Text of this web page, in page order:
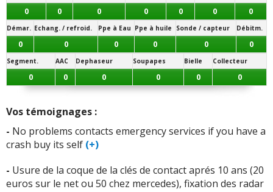
Centralisation des portes et l'electronique
(+)
-Suspension airmatic et epc(+)
-Ne méritent pas d’être mentionnés;(+)
La voiture a 26 ans, tout fonctionne parfaitement bien.
(+)
- Suspension Airmatic et comme tous electronique(+)
0 0 0 0 0 0 0
Démar. Echang. / refroid. Ppe à Eau Ppe à huile Sonde / capteur Débitm.
0 0 0 0 0 0
Segment. AAC Dephaseur Soupapes Bielle Collecteur
0 0 0 0 0 0
Vos témoignages :
- No problems contacts emergency services if you have a
crash buy its self (+)
- Usure de la coque de la clés de contact aprés 10 ans (20
euros sur le net ou 50 chez mercedes), fixation des radar